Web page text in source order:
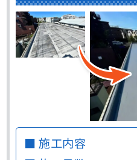
■ 施工内容
■ 施工日数